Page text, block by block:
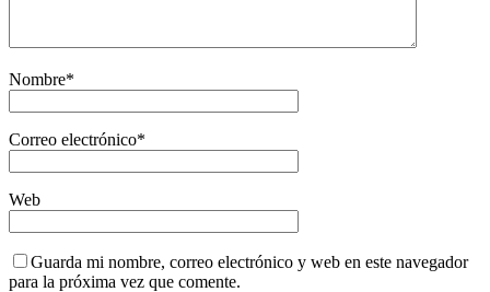
Nombre*
Correo electrónico*
Web
Guarda mi nombre, correo electrónico y web en este navegador
para la próxima vez que comente.